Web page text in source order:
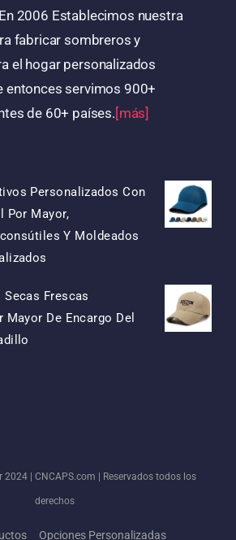
2006 Establecimos nuestra
fabricar sombreros y
el hogar personalizados
entonces servimos 900+
de 60+ países.[más]
Personalizados Con
Por Mayor,
Y Moldeados
Original
Era:
Actual
Es:
Secas Frescas
Mayor De Encargo Del
2024 | CNCAPS.com | Reservados todos los
derechos
Opciones Personalizadas